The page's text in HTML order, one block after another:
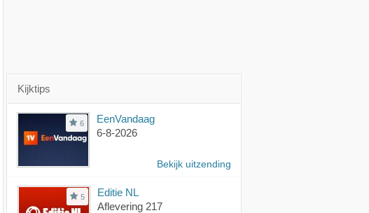
Kijktips
6
EenVandaag
6-8-2026
Bekijk uitzending
5
Editie NL
Aflevering 217